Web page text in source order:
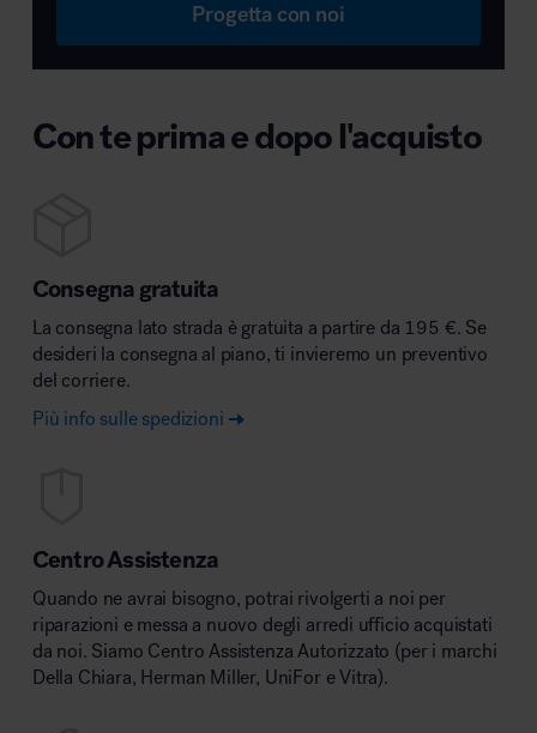
Progetta con noi
Con te prima e dopo l'acquisto
Consegna gratuita
La consegna lato strada è gratuita a partire da 195 €. Se
desideri la consegna al piano, ti invieremo un preventivo
del corriere.
Più info sulle spedizioni
Centro Assistenza
Quando ne avrai bisogno, potrai rivolgerti a noi per
riparazioni e messa a nuovo degli arredi ufficio acquistati
da noi. Siamo Centro Assistenza Autorizzato (per i marchi
Della Chiara, Herman Miller, UniFor e Vitra).